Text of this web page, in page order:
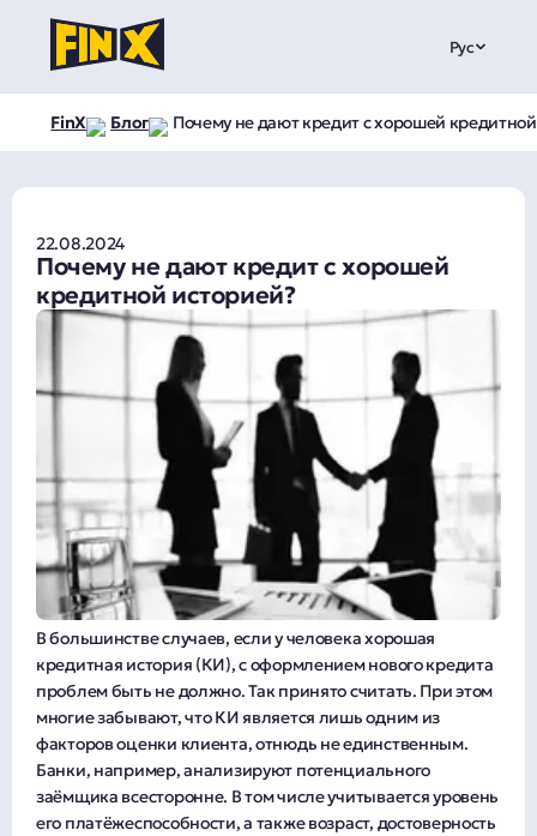
Рус
FinX Блог Почему не дают кредит с хорошей
22.08.2024
Почему не дают кредит с хорошей
кредитной историей?
В большинстве случаев, если у человека хорошая
кредитная история (КИ), с оформлением нового кредита
проблем быть не должно. Так принято считать. При этом
многие забывают, что КИ является лишь одним из
факторов оценки клиента, отнюдь не единственным.
Банки, например, анализируют потенциального
заёмщика всесторонне. В том числе учитывается уровень
его платёжеспособности, а также возраст, достоверность